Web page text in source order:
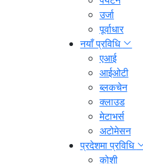
उर्जा
पूर्वाधार
नयाँ प्रविधि
एआई
आईओटी
ब्लकचेन
क्लाउड
मेटाभर्स
अटोमेसन
प्रदेशमा प्रविधि
कोशी